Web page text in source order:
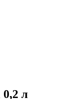
0,2 л